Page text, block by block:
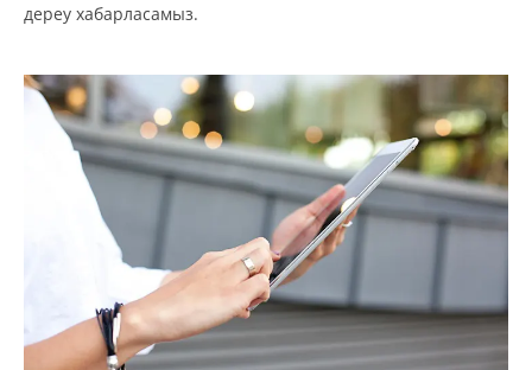
дереу хабарласамыз.